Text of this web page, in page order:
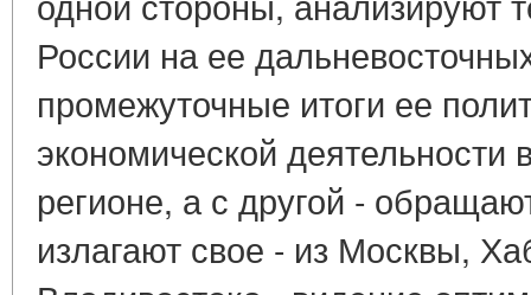
России на ее
промежуточные итоги ее
экономической деятельности
регионе, а с другой -
излагают свое - из Москвы,